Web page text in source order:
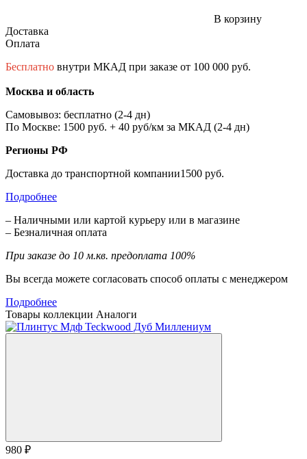
В корзину
Доставка
Оплата
Бесплатно внутри МКАД при заказе от 100 000 руб.
Москва и область
Самовывоз: бесплатно (2-4 дн)
По Москве: 1500 руб. + 40 руб/км за МКАД (2-4 дн)
Регионы РФ
Доставка до транспортной компании1500 руб.
Подробнее
– Наличными или картой курьеру или в магазине
– Безналичная оплата
При заказе до 10 м.кв. предоплата 100%
Вы всегда можете согласовать способ оплаты с менеджером
Подробнее
Товары коллекции Аналоги
980 ₽